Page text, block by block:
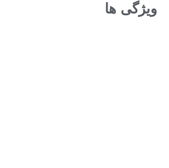
ویژگی ها